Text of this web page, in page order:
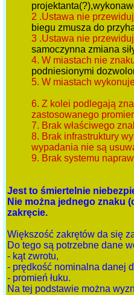
2 .Ustawa nie
biegu zmusza do
3 .Ustawa nie
samoczynna zmiana
4. W miastach nie
podniesionymi
5. W miastach
6. Z kolei podlegają
zastosowanego
7. Brak właściwego
8. Brak infrastruktury
wypadania nie są
9. Brak systemu
Jest to śmiertelnie
Nie można jednego znaku
zakręcie.
Większość zakrętów da się
Do tego są potrzebne dane
- kąt zwrotu,
- prędkość nominalna danej
- promień łuku.
Na tej podstawie można